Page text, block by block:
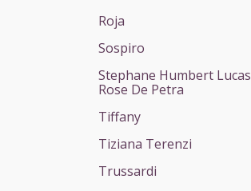
Roja
Sospiro
Stephane Humbert Lucas
Rose De Petra
Tiffany
Tiziana Terenzi
Trussardi